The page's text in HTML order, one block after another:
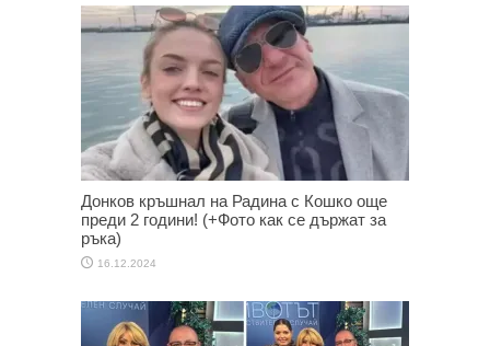
Донков кръшнал на Радина с Кошко още
преди 2 години! (+Фото как се държат за
ръка)
16.12.2024